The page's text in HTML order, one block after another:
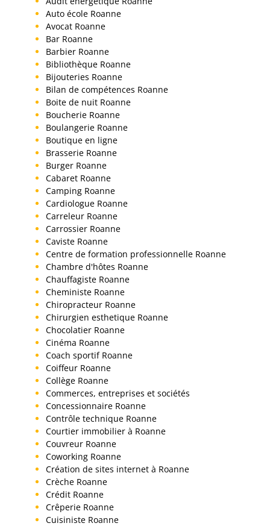
Auto école Roanne
Avocat Roanne
Bar Roanne
Barbier Roanne
Bibliothèque Roanne
Bijouteries Roanne
Bilan de compétences Roanne
Boite de nuit Roanne
Boucherie Roanne
Boulangerie Roanne
Boutique en ligne
Brasserie Roanne
Burger Roanne
Cabaret Roanne
Camping Roanne
Cardiologue Roanne
Carreleur Roanne
Carrossier Roanne
Caviste Roanne
Centre de formation professionnelle Roanne
Chambre d'hôtes Roanne
Chauffagiste Roanne
Cheministe Roanne
Chiropracteur Roanne
Chirurgien esthetique Roanne
Chocolatier Roanne
Cinéma Roanne
Coach sportif Roanne
Coiffeur Roanne
Collège Roanne
Commerces, entreprises et sociétés
Concessionnaire Roanne
Contrôle technique Roanne
Courtier immobilier à Roanne
Couvreur Roanne
Coworking Roanne
Création de sites internet à Roanne
Crèche Roanne
Crédit Roanne
Crêperie Roanne
Cuisiniste Roanne